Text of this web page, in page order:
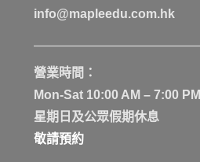
info@mapleedu.com.hk
營業時間：
Mon-Sat 10:00 AM – 7:00 PM
星期日及公眾假期休息
敬請預約